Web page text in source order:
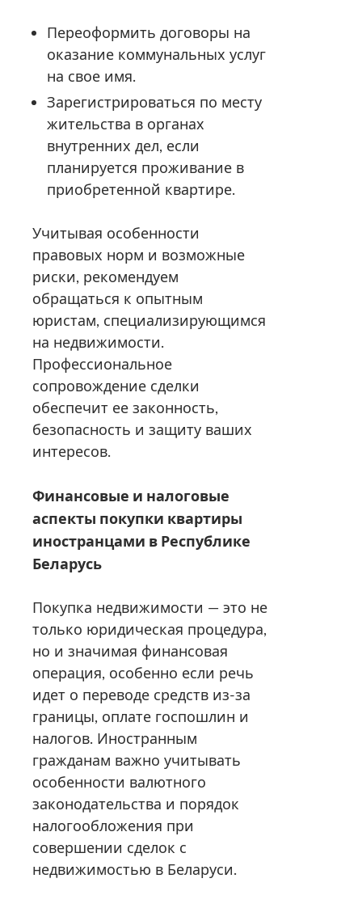
Переоформить договоры на
оказание коммунальных услуг
на свое имя.
Зарегистрироваться по месту
жительства в органах
внутренних дел, если
планируется проживание в
приобретенной квартире.
Учитывая особенности
правовых норм и возможные
риски, рекомендуем
обращаться к опытным
юристам, специализирующимся
на недвижимости.
Профессиональное
сопровождение сделки
обеспечит ее законность,
безопасность и защиту ваших
интересов.
Финансовые и налоговые
аспекты покупки квартиры
иностранцами в Республике
Беларусь
Покупка недвижимости — это не
только юридическая процедура,
но и значимая финансовая
операция, особенно если речь
идет о переводе средств из-за
границы, оплате госпошлин и
налогов. Иностранным
гражданам важно учитывать
особенности валютного
законодательства и порядок
налогообложения при
совершении сделок с
недвижимостью в Беларуси.